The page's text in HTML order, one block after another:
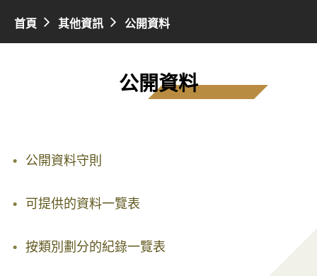
首頁 其他資訊 公開資料
公開資料
公開資料守則
可提供的資料一覽表
按類別劃分的紀錄一覽表